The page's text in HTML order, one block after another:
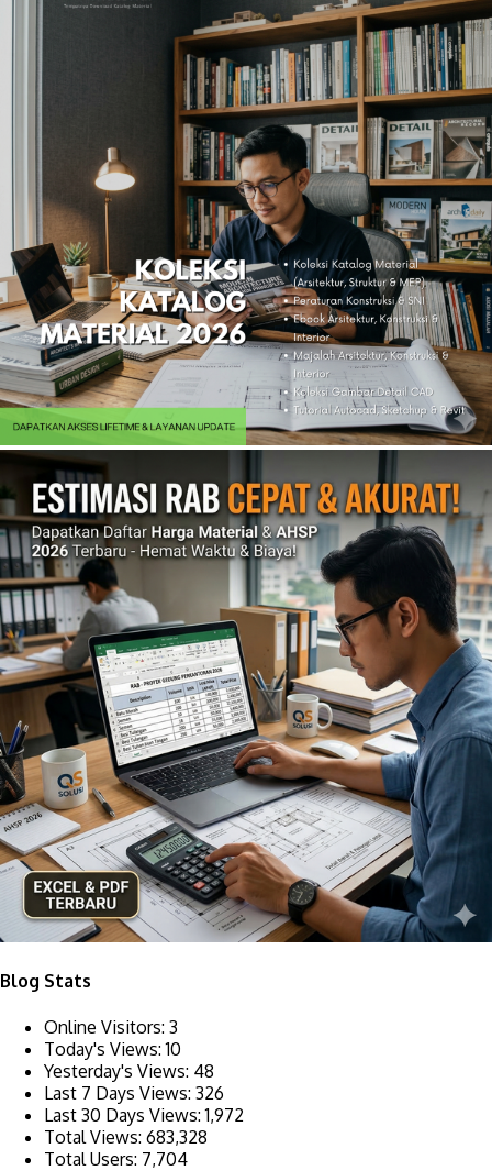
Blog Stats
Online Visitors: 3
Today's Views:10
Yesterday's Views: 48
Last 7 Days Views: 326
Last 30 Days Views:1,972
Total Views: 683,328
Total Users: 7,704